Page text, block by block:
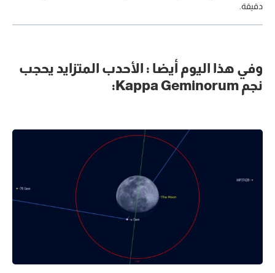
دقيقة.
وفي هذا اليوم أيضا : الأحدب المتزايد يحجب
نجم Kappa Geminorum: